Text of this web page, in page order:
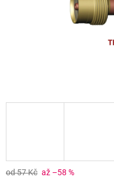
od 57 Kč až –58 %